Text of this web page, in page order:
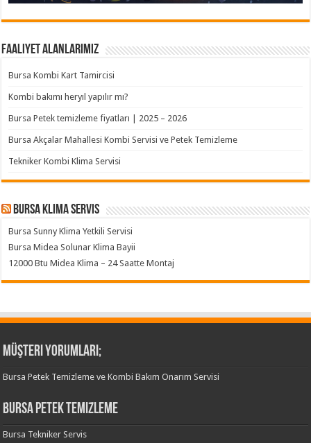
Faaliyet Alanlarımız
Bursa Kombi Kart Tamircisi
Kombi bakımı heryıl yapılır mı?
Bursa Petek temizleme fiyatları | 2025 – 2026
Bursa Akçalar Mahallesi Kombi Servisi ve Petek Temizleme
Tekniker Kombi Klima Servisi
Bursa klima servis
Bursa Sunny Klima Yetkili Servisi
Bursa Midea Solunar Klima Bayii
12000 Btu Midea Klima – 24 Saatte Montaj
Müşteri Yorumları;
Bursa Petek Temizleme ve Kombi Bakım Onarım Servisi
Bursa Petek Temizleme
Bursa Tekniker Servis